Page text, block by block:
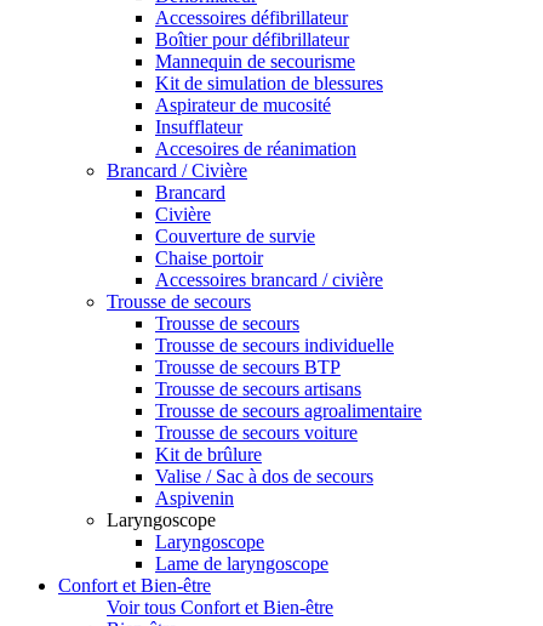
Accessoires défibrillateur
Boîtier pour défibrillateur
Mannequin de secourisme
Kit de simulation de blessures
Aspirateur de mucosité
Insufflateur
Accesoires de réanimation
Brancard / Civière
Brancard
Civière
Couverture de survie
Chaise portoir
Accessoires brancard / civière
Trousse de secours
Trousse de secours
Trousse de secours individuelle
Trousse de secours BTP
Trousse de secours artisans
Trousse de secours agroalimentaire
Trousse de secours voiture
Kit de brûlure
Valise / Sac à dos de secours
Aspivenin
Laryngoscope
Laryngoscope
Lame de laryngoscope
Confort et Bien-être
Voir tous Confort et Bien-être